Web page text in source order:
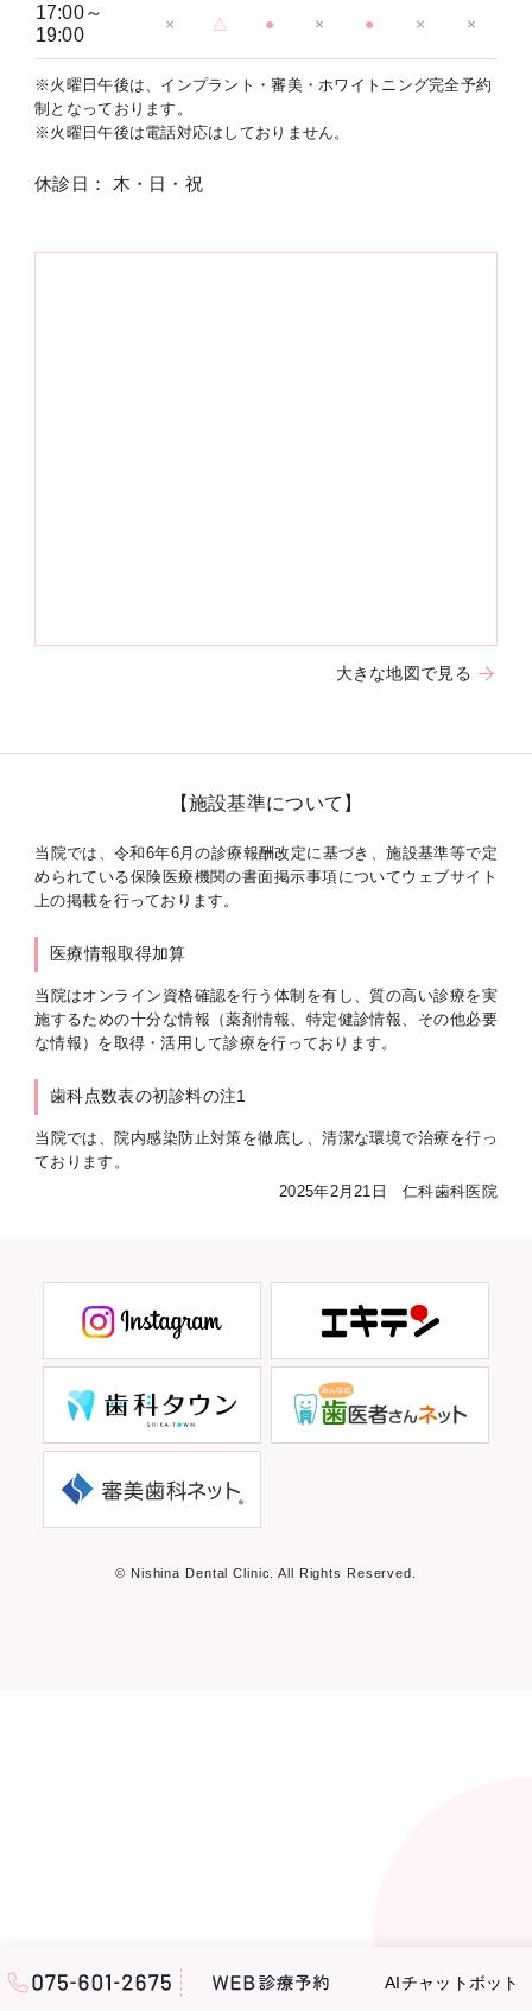
AIチャットボット
17:00～
19:00
× △ ● × ● × ×
※火曜日午後は、インプラント・審美・ホワイトニング完全予約
制となっております。
※火曜日午後は電話対応はしておりません。
休診日： 木・日・祝
大きな地図で見る
【施設基準について】
当院では、令和6年6月の診療報酬改定に基づき、施設基準等で定
められている保険医療機関の書面掲示事項についてウェブサイト
上の掲載を行っております。
医療情報取得加算
当院はオンライン資格確認を行う体制を有し、質の高い診療を実
施するための十分な情報（薬剤情報、特定健診情報、その他必要
な情報）を取得・活用して診療を行っております。
歯科点数表の初診料の注1
当院では、院内感染防止対策を徹底し、清潔な環境で治療を行っ
ております。
2025年2月21日 仁科歯科医院
© Nishina Dental Clinic. All Rights Reserved.